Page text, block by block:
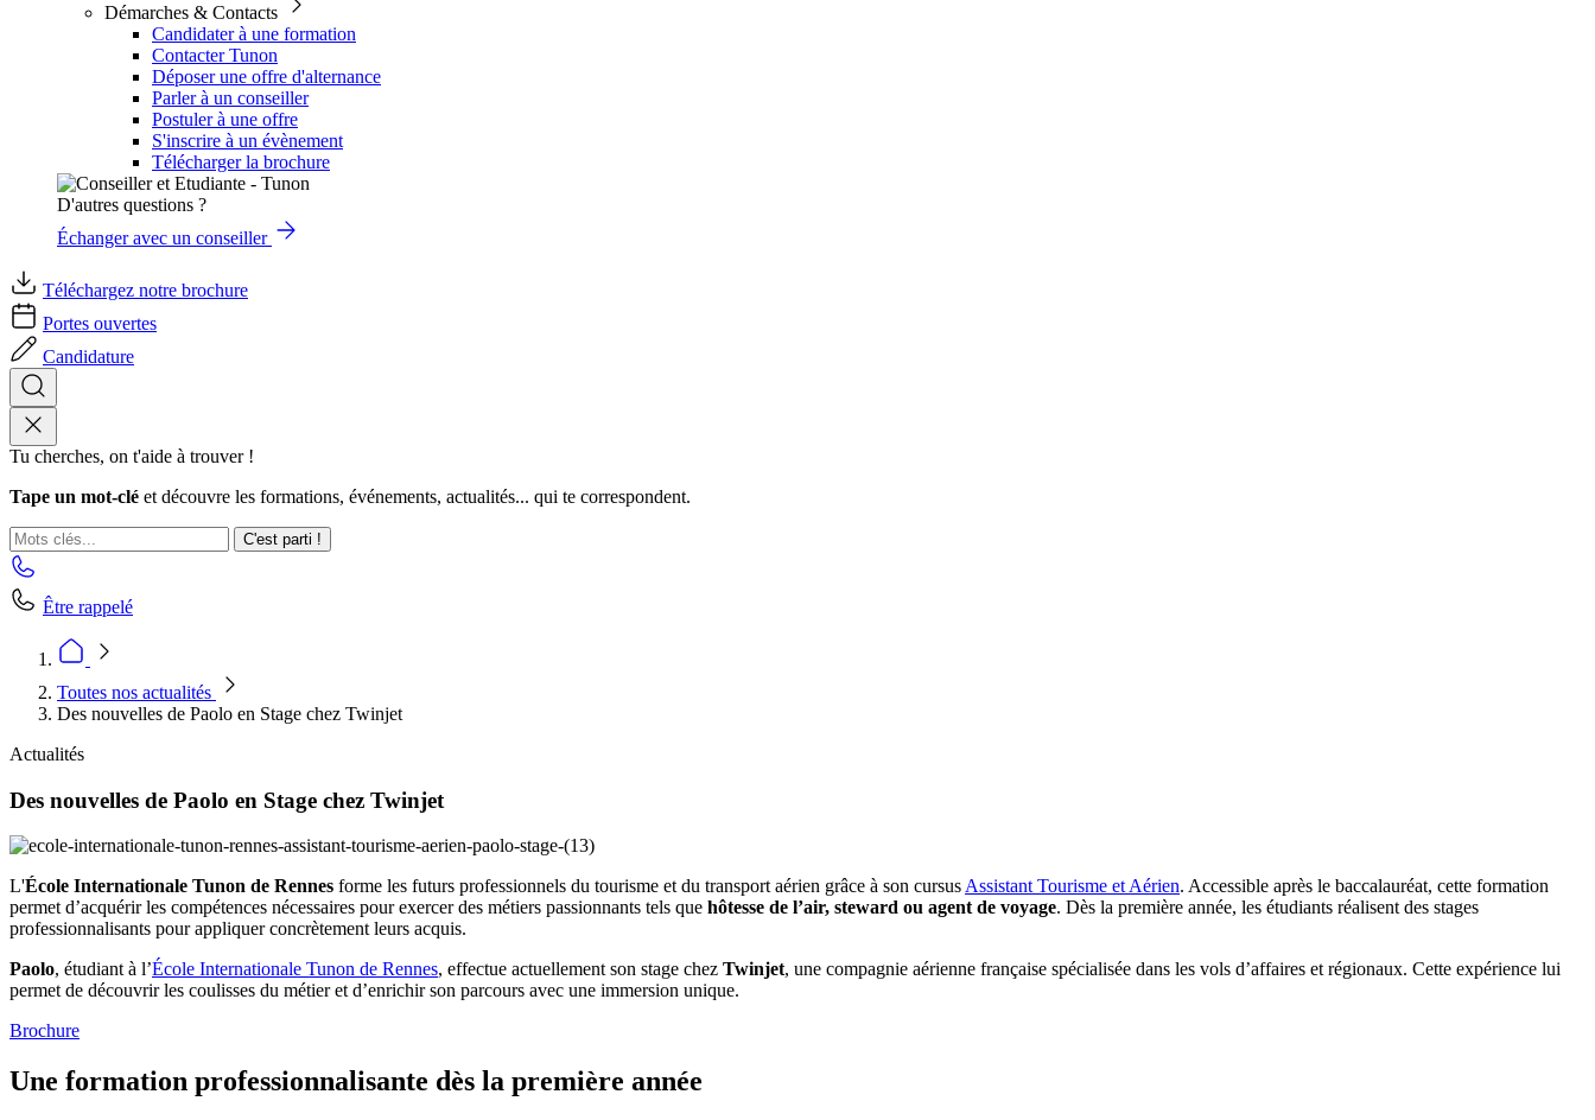
Démarches & Contacts
Candidater à une formation
Contacter Tunon
Déposer une offre d'alternance
Parler à un conseiller
Postuler à une offre
S'inscrire à un évènement
Télécharger la brochure
D'autres questions ?
Échanger avec un conseiller
Téléchargez notre brochure
Portes ouvertes
Candidature
Tu cherches, on t'aide à trouver !
Tape un mot-clé et découvre les formations, événements, actualités... qui te correspondent.
C'est parti !
Être rappelé
Toutes nos actualités
Des nouvelles de Paolo en Stage chez Twinjet
Actualités
Des nouvelles de Paolo en Stage chez Twinjet
L'École Internationale Tunon de Rennes forme les futurs professionnels du tourisme et du transport aérien grâce à son cursusAssistant Tourisme et Aérien. Accessible après le baccalauréat, cette formation
permet d’acquérir les compétences nécessaires pour exercer des métiers passionnants tels que hôtesse de l’air, steward ou agent de voyage. Dès la première année, les étudiants réalisent des stages
professionnalisants pour appliquer concrètement leurs acquis.
Paolo, étudiant à l’École Internationale Tunon de Rennes, effectue actuellement son stage chez Twinjet, une compagnie aérienne française spécialisée dans les vols d’affaires et régionaux. Cette expérience lui
permet de découvrir les coulisses du métier et d’enrichir son parcours avec une immersion unique.
Brochure
Une formation professionnalisante dès la première année